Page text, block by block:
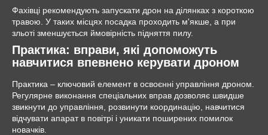
Фахівці рекомендують запускати дрон на ділянках з короткою
травою. У таких місцях посадка проходить м'якше, а при
зльоті зменшується ймовірність підняття пилу.
Практика: вправи, які допоможуть
навчитися впевнено керувати дроном
Практика – ключовий елемент в освоєнні управління дроном.
Регулярне виконання спеціальних вправ дозволяє швидше
звикнути до управління, розвинути координацію, навчитися
відчувати апарат в повітрі і уникати поширених помилок
новачків.